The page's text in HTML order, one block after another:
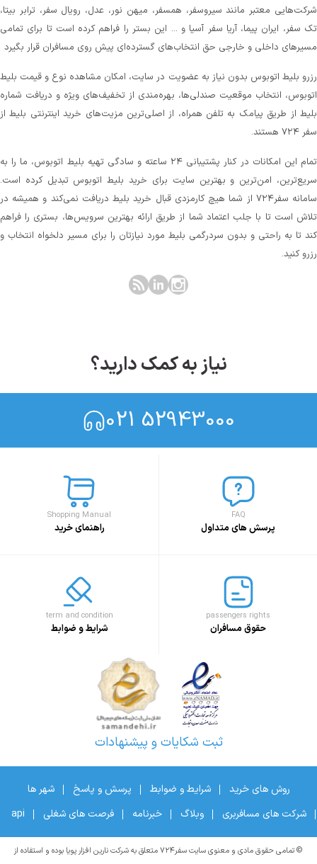
شرکت‌هایی معتبر مانند سیروسفر، همسفر، میهن‌ نور، عدل، رویال سفر، ترابر بیتا،
تک سفر، ایران پیما، آریا سفر آسیا و ... این بستر را فراهم کرده است تا برای تمامی
مسیرهای داخلی و خارجی حق انتخاب‌های گسترده‌ای پیش روی مسافران قرار بگیرد
رزرو بلیط اتوبوس بدون نیاز به عضویت در سایت، امکان مشاهده نوع و قیمت بلیط
اتوبوس، انتخاب موقعیت صندلی‌ها، بهره‌مندی از تخفیف‌های ویژه و دریافت شماره‌
بلیط از طریق پیامک به تلفن همراه، از اصلی‌ترین مزیت‌های خرید اینترنتی بلیط از
سفر ۷۲۴ هستند.
تمام این امکانات در کنار پشتیبانی‌ ۲۴ ساعته و سادگی تهیه بلیط اتوبوس، ما را به
سریع‌ترین، امن‌ترین و بهترین سایت برای خرید بلیط اتوبوس تبدیل کرده است.
سامانه سفر۷۲۴ از شما هیچ کارمزدی قبال خرید بلیط دریافت نمی‌کند و همیشه در
تلاش است تا با جلب اعتماد شما از طریق ارائه بهترین سرویس‌ها، بستری را فراهم
کند تا به راحتی و بدون سردرگمی بلیط مورد نیازتان را برای مسیر دلخواه انتخاب و
رزرو کنید.
نیاز به کمک دارید؟
021 52943000
FAQ
پرسش های متداول
Shopping Manual
راهنمای خرید
passengers rights
حقوق مسافران
term and condition
شرایط و ضوابط
ثبت شکایات و پیشنهادات
روش های خرید شرایط و ضوابط پرسش و پاسخ
شهر ها
شرکت های مسافربری
وبلاگ خبرنامه فرصت های شغلی api
© تمامی حقوق مادی و معنوی سایت سفر۷۲۴ متعلق به شرکت نارین افزار پویا بوده و استفاده از